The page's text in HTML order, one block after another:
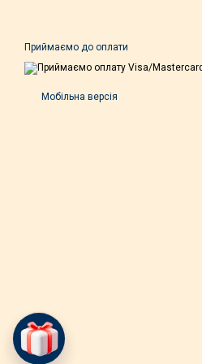
Приймаємо до оплати
Мобільна версія